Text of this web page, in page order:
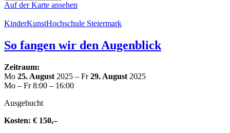
Auf der Karte ansehen
Kin­der­Kunst­Hoch­schu­le Steiermark
So fangen wir den Augenblick
Zeitraum:
Mo 25. August 2025 – Fr29. August 2025
Mo – Fr 8:00 – 16:00
Aus­ge­bucht
Kosten: € 150,–